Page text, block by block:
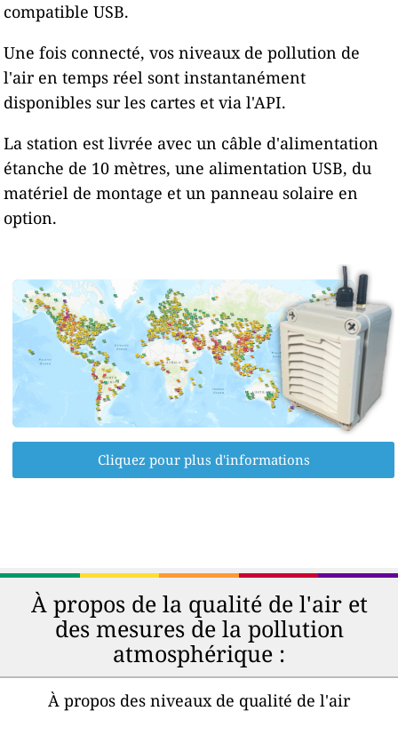
compatible USB.
Une fois connecté, vos niveaux de pollution de
l'air en temps réel sont instantanément
disponibles sur les cartes et via l'API.
La station est livrée avec un câble d'alimentation
étanche de 10 mètres, une alimentation USB, du
matériel de montage et un panneau solaire en
option.
Cliquez pour plus d'informations
À propos de la qualité de l'air et
des mesures de la pollution
atmosphérique :
À propos des niveaux de qualité de l'air